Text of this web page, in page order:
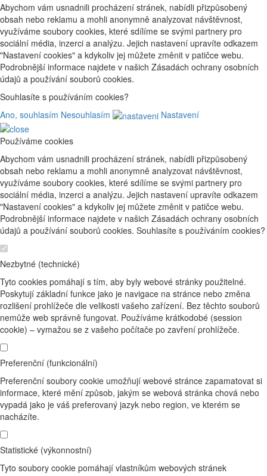
Abychom vám usnadnili procházení stránek, nabídli přizpůsobený
obsah nebo reklamu a mohli anonymně analyzovat návštěvnost,
využíváme soubory cookies, které sdílíme se svými partnery pro
sociální média, inzerci a analýzu. Jejich nastavení upravíte odkazem
"Nastavení cookies" a kdykoliv jej můžete změnit v patičce webu.
Podrobnější informace najdete v našich Zásadách ochrany osobních
údajů a používání souborů cookies.
Souhlasíte s používáním cookies?
Ano, souhlasím Nesouhlasím Nastavení
Používáme cookies
Abychom vám usnadnili procházení stránek, nabídli přizpůsobený
obsah nebo reklamu a mohli anonymně analyzovat návštěvnost,
využíváme soubory cookies, které sdílíme se svými partnery pro
sociální média, inzerci a analýzu. Jejich nastavení upravíte odkazem
"Nastavení cookies" a kdykoliv jej můžete změnit v patičce webu.
Podrobnější informace najdete v našich Zásadách ochrany osobních
údajů a používání souborů cookies. Souhlasíte s používáním cookies?
Nezbytné (technické)
Tyto cookies pomáhají s tím, aby byly webové stránky použitelné.
Poskytují základní funkce jako je navigace na stránce nebo změna
rozlišení prohlížeče dle velikosti vašeho zařízení. Bez těchto souborů
nemůže web správně fungovat. Používáme krátkodobé (session
cookie) – vymažou se z vašeho počítače po zavření prohlížeče.
Preferenční (funkcionální)
Preferenční soubory cookie umožňují webové stránce zapamatovat si
informace, které mění způsob, jakým se webová stránka chová nebo
vypadá jako je váš preferovaný jazyk nebo region, ve kterém se
nacházíte.
Statistické (výkonnostní)
Tyto soubory cookie pomáhají vlastníkům webových stránek